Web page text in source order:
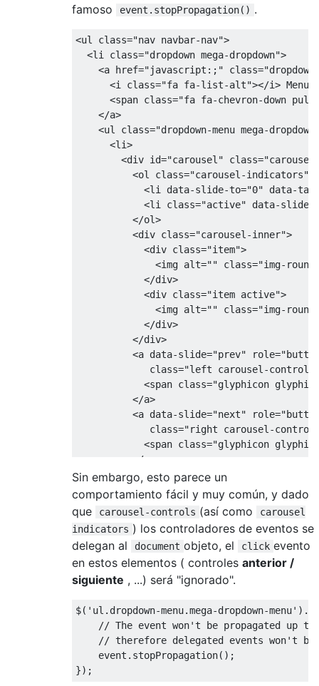
famoso
event.stopPropagation() .
<ul class="nav navbar-nav">
<li class="dropdown mega-dropdown">
<a href="javascript:;" class=
<i class="fa fa-list-alt"></i> Menu
<span class="fa fa-chevron-down
</a>
<ul class="dropdown-menu mega-
<li>
<div id="carousel" class=
<ol class="carousel-indicators"
<li data-slide-to="0" data-
<li class="active" data-slide
</ol>
<div class="carousel-inner">
<div class="item">
<img alt="" class="img-
</div>
<div class="item active">
<img alt="" class="img-
</div>
</div>
<a data-slide="prev" role=
class="left carousel-control"
<span class="glyphicon
</a>
<a data-slide="next" role=
class="right carousel-
<span class="glyphicon
</
</div>
</
>
</
li>
</ul>
Sin embargo, esto parece un
comportamiento fácil y muy común, y dado
que
carousel-controls (así como
carousel
indicators ) los controladores de eventos se
delegan al
document objeto, el click evento
en estos elementos ( controles anterior /
siguiente , ...) será "ignorado".
$( 'ul.dropdown-menu.mega-dropdown-menu' ).
// The event won't be propagated up to
// therefore delegated events won't
    event
. stopPropagation();
});